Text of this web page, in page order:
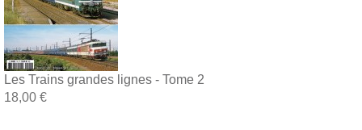
Les Trains grandes lignes - Tome 2
18,00 €